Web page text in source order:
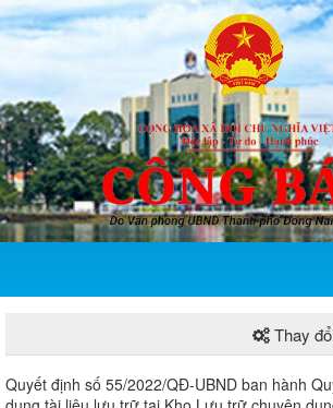
Thay
Quyết định số 55/2022/QĐ-UBND
Quyết định số 55/2022/QĐ-UBND ban hành